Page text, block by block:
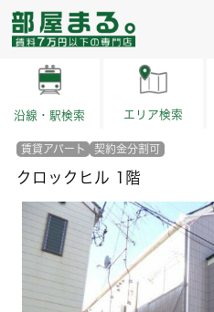
沿線・駅検索 エリア検索
賃貸アパート 契約金分割可
クロックヒル 1階